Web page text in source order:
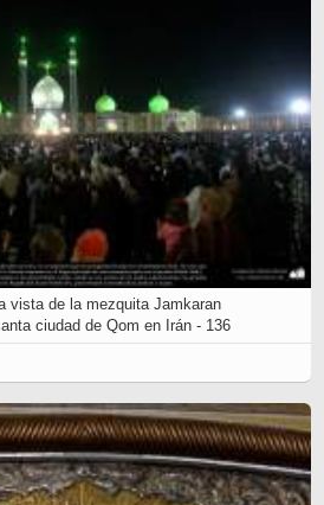
vista de la mezquita Jamkaran
ciudad de Qom en Irán - 136